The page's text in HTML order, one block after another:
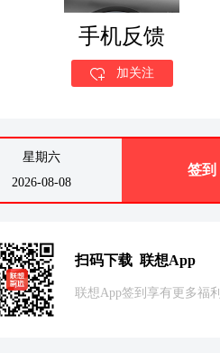
手机反馈
加关注
星期六
2026-08-08
签到
扫码下载 联想App
联想App签到享有更多福利